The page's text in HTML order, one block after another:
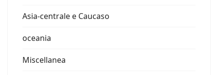
Asia-centrale e Caucaso
oceania
Miscellanea